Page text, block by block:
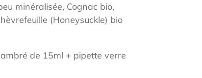
minéralisée, Cognac bio,
(Honeysuckle) bio
de 15ml + pipette verre